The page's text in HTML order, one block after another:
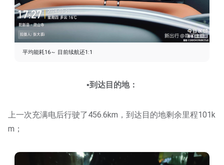
平均能耗16～ 目前续航还1:1
▪️到达目的地：
上一次充满电后行驶了456.6km，到达目的地剩余里程101k
m；